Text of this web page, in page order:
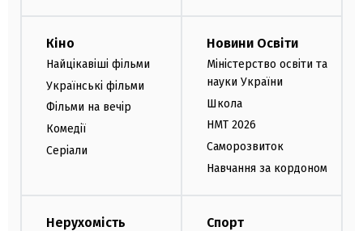
Кіно
Найцікавіші фільми
Українські фільми
Фільми на вечір
Комедії
Серіали
Новини Освіти
Міністерство освіти та
науки України
Школа
НМТ 2026
Саморозвиток
Навчання за кордоном
Нерухомість Спорт